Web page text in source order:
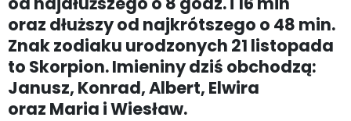
oraz dłuższy od najkrótszego o 48 min.
Znak zodiaku urodzonych 21 listopada
to Skorpion. Imieniny dziś obchodzą:
Janusz, Konrad, Albert, Elwira
oraz Maria i Wiesław.